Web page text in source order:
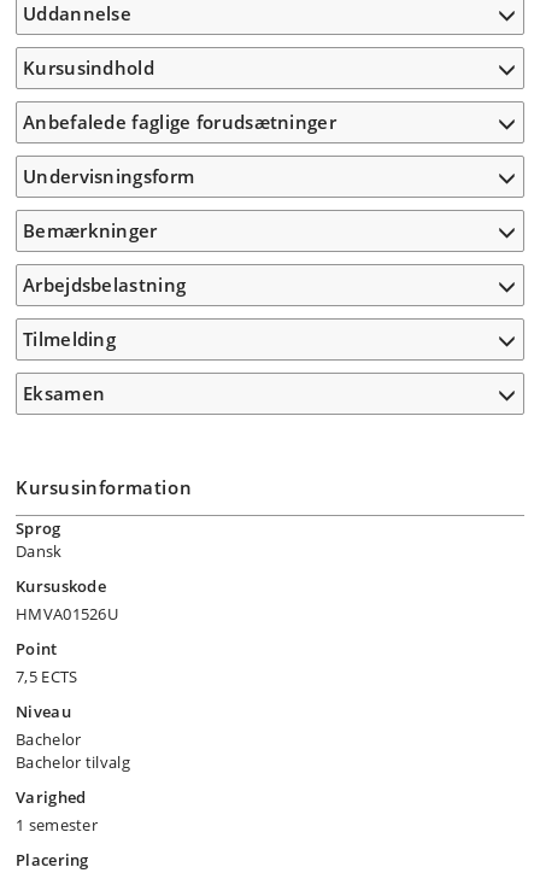
Uddannelse
Kursusindhold
Anbefalede faglige forudsætninger
Undervisningsform
Bemærkninger
Arbejdsbelastning
Tilmelding
Eksamen
Kursusinformation
Sprog
Dansk
Kursuskode
HMVA01526U
Point
7,5 ECTS
Niveau
Bachelor
Bachelor tilvalg
Varighed
1 semester
Placering